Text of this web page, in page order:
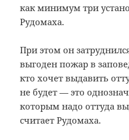
как минимум три
Рудомаха.
При этом он
выгоден пожар в
кто хочет выдавить
не будет — это
которым надо оттуда
считает Рудомаха.